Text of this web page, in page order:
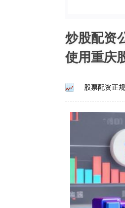
炒股配资
使用重庆
股票配资正